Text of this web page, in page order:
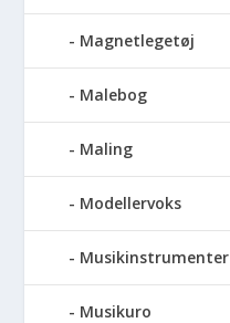
Magnetlegetøj
Malebog
Maling
Modellervoks
Musikinstrumenter
Musikuro